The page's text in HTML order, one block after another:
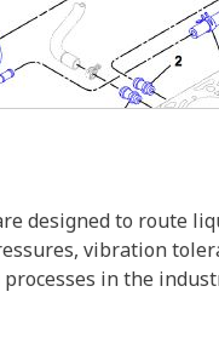
designed to route
vibration
in the